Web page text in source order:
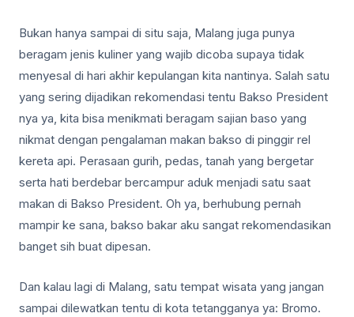
Bukan hanya sampai di situ saja, Malang juga punya
beragam jenis kuliner yang wajib dicoba supaya tidak
menyesal di hari akhir kepulangan kita nantinya. Salah satu
yang sering dijadikan rekomendasi tentu Bakso President
nya ya, kita bisa menikmati beragam sajian baso yang
nikmat dengan pengalaman makan bakso di pinggir rel
kereta api. Perasaan gurih, pedas, tanah yang bergetar
serta hati berdebar bercampur aduk menjadi satu saat
makan di Bakso President. Oh ya, berhubung pernah
mampir ke sana, bakso bakar aku sangat rekomendasikan
banget sih buat dipesan.
Dan kalau lagi di Malang, satu tempat wisata yang jangan
sampai dilewatkan tentu di kota tetangganya ya: Bromo.